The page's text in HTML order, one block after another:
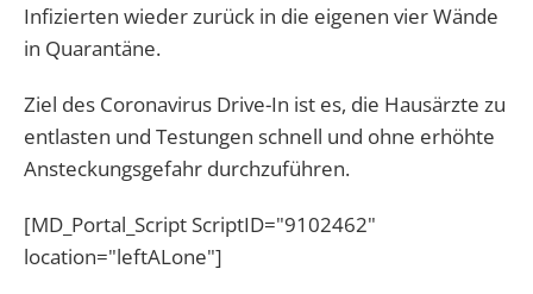
Infizierten wieder zurück in die eigenen vier Wände
in Quarantäne.
Ziel des Coronavirus Drive-In ist es, die Hausärzte zu
entlasten und Testungen schnell und ohne erhöhte
Ansteckungsgefahr durchzuführen.
[MD_Portal_Script ScriptID="9102462"
location="leftALone"]